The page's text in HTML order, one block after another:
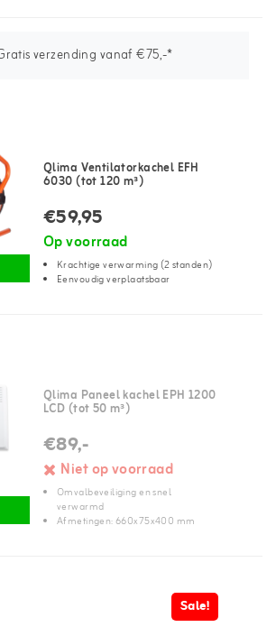
verzending vanaf €75,-*
Qlima Ventilatorkachel EFH
6030 (tot 120 m³)
€59,95
Op voorraad
Krachtige verwarming (2 standen)
Eenvoudig verplaatsbaar
Qlima Paneel kachel EPH 1200
LCD (tot 50 m³)
€89,-
Niet op voorraad
Omvalbeveiliging en snel
verwarmd
Afmetingen: 660x75x400 mm
Sale!